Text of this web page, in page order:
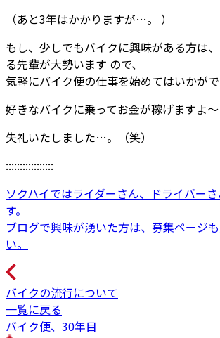
（あと3年はかかりますが…。 ）
もし、少しでもバイクに興味がある方は
る先輩が大勢います ので、
気軽にバイク便の仕事を始めてはいかがで
好きなバイクに乗ってお金が稼げますよ～
失礼いたしました…。（笑）
:::::::::::::::::
ソクハイではライダーさん、ドライバー
す。
ブログで興味が湧いた方は、募集ページ
い。
バイクの流行について
一覧に戻る
バイク便、30年目